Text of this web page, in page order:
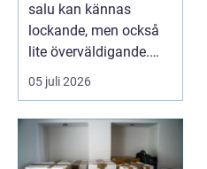
salu kan kännas
lockande, men också
lite överväldigande.
Utbudet är stor...
05 juli 2026